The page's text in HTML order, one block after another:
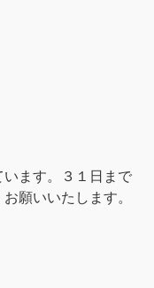
ます。３１日まで
願いいたします。